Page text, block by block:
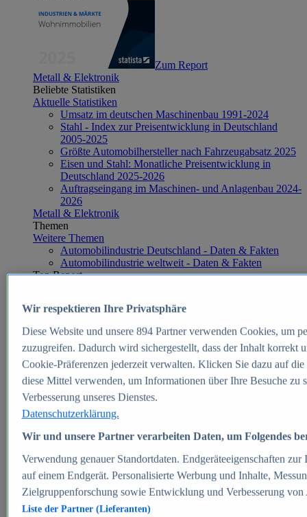
Zum Report
Metall & Elektronik
Beliebte Statistiken
Aktuelle Statistiken
Umsatz im deutschen Maschinenbau 1991-2024
Stahl - Index zur Preisentwicklung in Deutschland
2005-2025
Größte Automobilhersteller nach Fahrzeugabsatz 2025
Eisen und Stahl: Monatliche Preisentwicklung in
Deutschland 2025-2026
Auftragseingang im Maschinen- und Anlagenbau 2024-
2026
Metall & Elektronik
Themen
Weitere Themen
Automobilindustrie Deutschland - Daten & Fakten
Automobilindustrie weltweit - Daten & Fakten
Top Report
Zum Report
E-commerce
Beliebte Statistiken
Aktuelle Statistiken
E-Commerce - Entwicklung des Umsatzes in
Deutschland 1999-2025
Umsatz von Amazon in Deutschland und weltweit
2010-2025
B2C-E-Commerce: Top-50 Online Shops in
Deutschland 2024
Marktanteile von Online-Zahlungsverfahren in
Deutschland 2024
Umsatzstarke Warengruppen im Online-Handel in
Deutschland 2023-2025
Wir respektieren Ihre Privatsphäre
Diese Website und unsere 894Partner verwenden Cookies, um
zuzugreifen. Dadurch wird sichergestellt, dass der Inhalt korrekt
Cookie-Präferenzen jederzeit verwalten. Klicken Sie dazu auf
diese Mittel verwenden, um Informationen über Ihre Besuche
Verbesserung unseres Dienstes.
Datenschutzerklärung.
Wir und unsere Partner verarbeiten Daten, um Folgendes
Verwendung genauer Standortdaten. Endgeräteeigenschaften
auf einem Endgerät. Personalisierte Werbung und Inhalte,
Zielgruppenforschung sowie Entwicklung und Verbesserung von
Liste der Partner (Lieferanten)